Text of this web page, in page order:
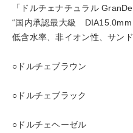
「ドルチェナチュラル
“国内承認最大級
低含水率、非イオン性、サン
○ドルチェブラウン
○ドルチェブラック
○ドルチェヘーゼル